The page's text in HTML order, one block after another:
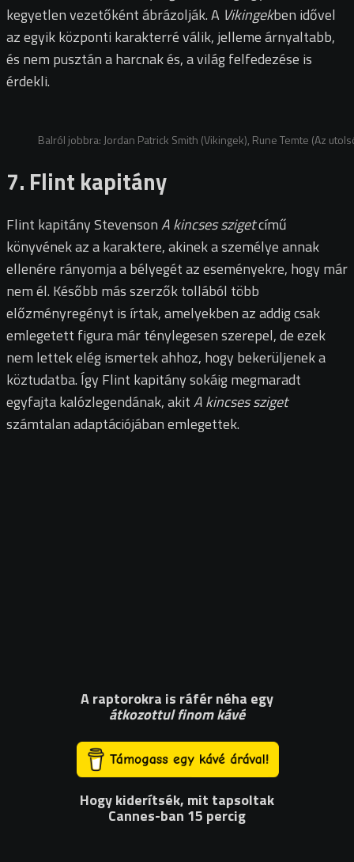
kegyetlen vezetőként ábrázolják. A Vikingekben idővel
az egyik központi karakterré válik, jelleme árnyaltabb,
és nem pusztán a harcnak és, a világ felfedezése is
érdekli.
Balról jobbra: Jordan Patrick Smith (Vikingek), Rune Temte (Az
7. Flint kapitány
Flint kapitány StevensonA kincses szigetcímű
könyvének az a karaktere, akinek a személye annak
ellenére rányomja a bélyegét az eseményekre, hogy már
nem él. Később más szerzők tollából több
előzményregényt is írtak, amelyekben az addig csak
emlegetett figura már ténylegesen szerepel, de ezek
nem lettek elég ismertek ahhoz, hogy bekerüljenek a
köztudatba. Így Flint kapitány sokáig megmaradt
egyfajta kalózlegendának, akitA kincses sziget
számtalan adaptációjában emlegettek.
A raptorokra is ráfér néha egy
átkozottul finom kávé
Hogy kiderítsék, mit tapsoltak
Cannes-ban 15 percig